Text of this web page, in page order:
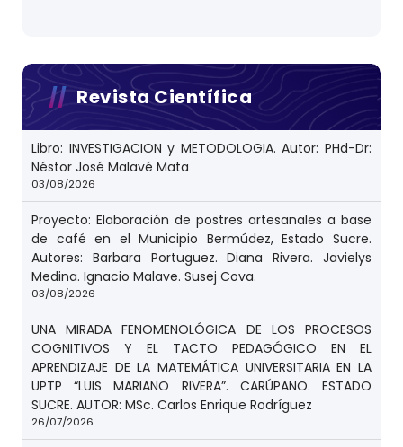
Revista Científica
Libro: INVESTIGACION y METODOLOGIA. Autor: PHd-Dr:
Néstor José Malavé Mata
03/08/2026
Proyecto: Elaboración de postres artesanales a base
de café en el Municipio Bermúdez, Estado Sucre.
Autores: Barbara Portuguez. Diana Rivera. Javielys
Medina. Ignacio Malave. Susej Cova.
03/08/2026
UNA MIRADA FENOMENOLÓGICA DE LOS PROCESOS
COGNITIVOS Y EL TACTO PEDAGÓGICO EN EL
APRENDIZAJE DE LA MATEMÁTICA UNIVERSITARIA EN LA
UPTP “LUIS MARIANO RIVERA”. CARÚPANO. ESTADO
SUCRE. AUTOR: MSc. Carlos Enrique Rodríguez
26/07/2026